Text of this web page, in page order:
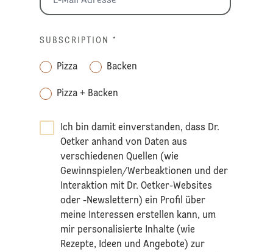
SUBSCRIPTION *
Pizza Backen
Pizza + Backen
Ich bin damit einverstanden, dass Dr.
Oetker anhand von Daten aus
verschiedenen Quellen (wie
Gewinnspielen/Werbeaktionen und der
Interaktion mit Dr. Oetker-Websites
oder -Newslettern) ein Profil über
meine Interessen erstellen kann, um
mir personalisierte Inhalte (wie
Rezepte, Ideen und Angebote) zur